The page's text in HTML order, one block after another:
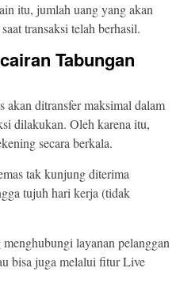
itu, jumlah uang yang akan
transaksi telah berhasil.
Tabungan
akan ditransfer maksimal dalam
dilakukan. Oleh karena itu,
secara berkala.
tak kunjung diterima
tujuh hari kerja (tidak
layanan pelanggan
bisa juga melalui fitur Live